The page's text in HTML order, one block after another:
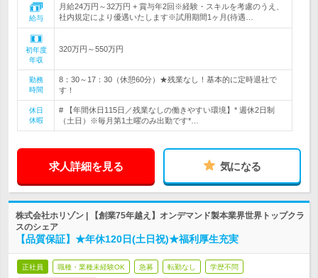
給与
月給24万円～32万円 + 賞与年2回※経験・スキルを考慮のうえ、
社内規定により優遇いたします※試用期間1ヶ月(待遇…
初年度
年収
320万円～550万円
勤務
時間
8：30～17：30（休憩60分）★残業なし！基本的に定時退社で
す！
休日
休暇
# 【年間休日115日／残業なしの働きやすい環境】* 週休2日制
（土日）※毎月第1土曜のみ出勤です*…
求人詳細を見る 気になる
株式会社ホリゾン | 【創業75年越え】オンデマンド製本業界世界トップクラ
スのシェア
【品質保証】★年休120日(土日祝)★福利厚生充実
正社員 職種・業種未経験OK 急募 転勤なし 学歴不問